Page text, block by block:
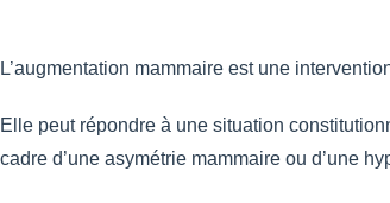
L’augmentation mammaire est une
Elle peut répondre à une situation
cadre d’une asymétrie mammaire ou d’une